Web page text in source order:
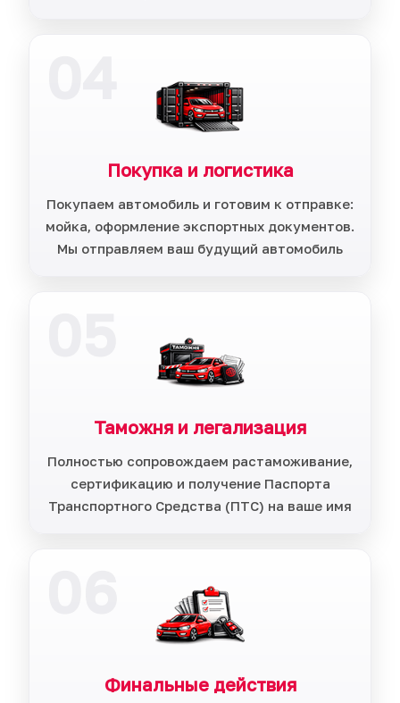
Покупка и логистика
Покупаем автомобиль и готовим к отправке:
мойка, оформление экспортных документов.
Мы отправляем ваш будущий автомобиль
Таможня и легализация
Полностью сопровождаем растаможивание,
сертификацию и получение Паспорта
Транспортного Средства (ПТС) на ваше имя
Финальные действия